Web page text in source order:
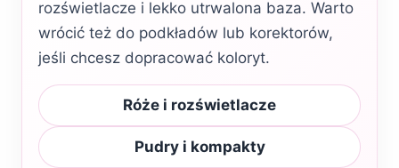
rozświetlacze i lekko utrwalona baza. Warto
wrócić też do podkładów lub korektorów,
jeśli chcesz dopracować koloryt.
Róże i rozświetlacze
Pudry i kompakty